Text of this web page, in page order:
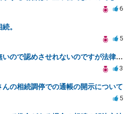
6
。
5
現在決定的な証拠が無いので認めさせれないのですが法律専門家にお力をお借り出来ないのでしょうか？
3
の相続調停での通帳の開示について
5